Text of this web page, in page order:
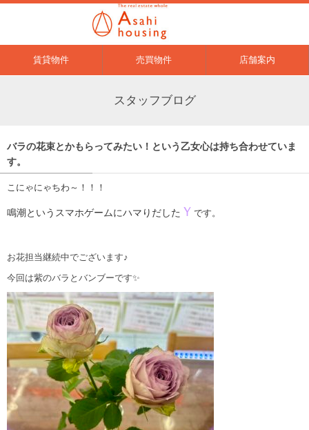
賃貸物件 売買物件 店舗案内
スタッフブログ
バラの花束とかもらってみたい！という乙女心は持ち合わせていま
す。
こにゃにゃちわ～！！！
鳴潮というスマホゲームにハマりだした Ｙ です。
お花担当継続中でございます♪
今回は紫のバラとバンブーです✨